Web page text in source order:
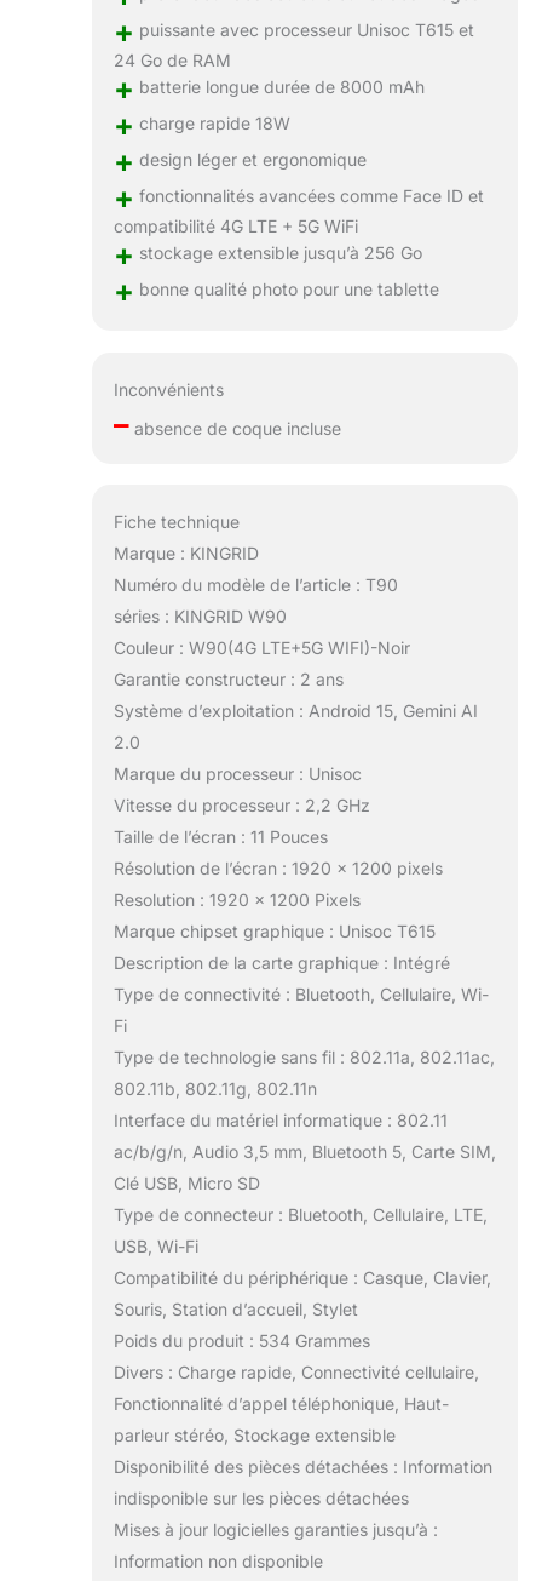
des séries et écouter de
la musique, ou pour
vous accompagnera
plupart des tablettes à
bas prix du marché
batteries de 6000mAh.
La les tablette KINGRID
W90, équipée d'une
charge quotidienne,
FACIALE: L'appareil
un tablette KINGRID
W90 vous permet de
photos et vidéos.
photo avant 8 MP pour
les appels vidéo et les
déverrouillage par
reconnaissance faciale
améliore la sécurité tout
en préservant la
commodité ; avec
Google Lens, il vous
suffit de photographier
objets, du texte ou des
scènes pour obtenir
réel et des informations
pertinentes,
l'interaction « ce que
vous voyez est ce que
réalité. GARANTIE DE
QUATRE ANS: KINGRID
a mis en place un
qualité strict afin de
garantir que chaque
appareil soit soumis à
de multiples tests avant
la W90 Tablette 4g avec
Carte Sim, nous offrons
une garantie spéciale
+ puissante avec processeur Unisoc T615 et
24 Go de RAM
+ batterie longue durée de 8000 mAh
+ charge rapide 18W
+ design léger et ergonomique
+ fonctionnalités avancées comme Face ID et
compatibilité 4G LTE + 5G WiFi
+ stockage extensible jusqu’à 256 Go
+ bonne qualité photo pour une tablette
Inconvénients
–absence de coque incluse
Fiche technique
Marque : KINGRID
Numéro du modèle de l’article : T90
séries : KINGRID W90
Couleur : W90(4G LTE+5G WIFI)-Noir
Garantie constructeur : 2 ans
Système d’exploitation : Android 15, Gemini AI
2.0
Marque du processeur : Unisoc
Vitesse du processeur : 2,2 GHz
Taille de l’écran : 11 Pouces
Résolution de l’écran : 1920 x 1200 pixels
Resolution : 1920 x 1200 Pixels
Marque chipset graphique : Unisoc T615
Description de la carte graphique : Intégré
Type de connectivité : Bluetooth, Cellulaire, Wi-
Fi
Type de technologie sans fil : 802.11a, 802.11ac,
802.11b, 802.11g, 802.11n
Interface du matériel informatique : 802.11
ac/b/g/n, Audio 3,5 mm, Bluetooth 5, Carte SIM,
Clé USB, Micro SD
Type de connecteur : Bluetooth, Cellulaire, LTE,
USB, Wi-Fi
Compatibilité du périphérique : Casque, Clavier,
Souris, Station d’accueil, Stylet
Poids du produit : 534 Grammes
Divers : Charge rapide, Connectivité cellulaire,
Fonctionnalité d’appel téléphonique, Haut-
parleur stéréo, Stockage extensible
Disponibilité des pièces détachées : Information
indisponible sur les pièces détachées
Mises à jour logicielles garanties jusqu’à :
Information non disponible